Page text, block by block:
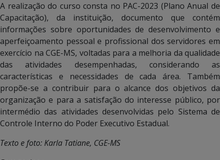
A realização do curso consta no PAC-2023 (Plano Anual de
Capacitação), da instituição, documento que contém
informações sobre oportunidades de desenvolvimento e
aperfeiçoamento pessoal e profissional dos servidores em
exercício na CGE-MS, voltadas para a melhoria da qualidade
das atividades desempenhadas, considerando as
características e necessidades de cada área. Também
propõe-se a contribuir para o alcance dos objetivos da
organização e para a satisfação do interesse público, por
intermédio das atividades desenvolvidas pelo Sistema de
Controle Interno do Poder Executivo Estadual.
Texto e foto: Karla Tatiane, CGE-MS